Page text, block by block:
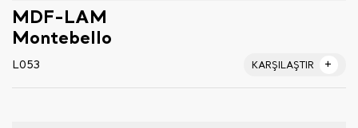
MDF-LAM
Montebello
L053 KARŞILAŞTIR